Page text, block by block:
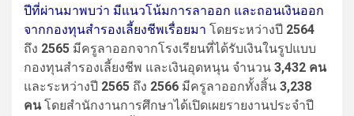
ปีที่ผ่านมาพบว่า มีแนวโน้มการลาออก และถอนเงินออก
จากกองทุนสำรองเลี้ยงชีพเรื่อยมา โดยระหว่างปี 2564
ถึง 2565 มีครูลาออกจากโรงเรียนที่ได้รับเงินในรูปแบบ
กองทุนสำรองเลี้ยงชีพ และเงินอุดหนุน จำนวน 3,432 คน
และระหว่างปี 2565 ถึง 2566 มีครูลาออกทั้งสิ้น 3,238
คนโดยสำนักงานการศึกษาได้เปิดเผยรายงานประจำปี